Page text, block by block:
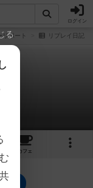
ログイン
リポート リプレイ日記
カフェ
る
る